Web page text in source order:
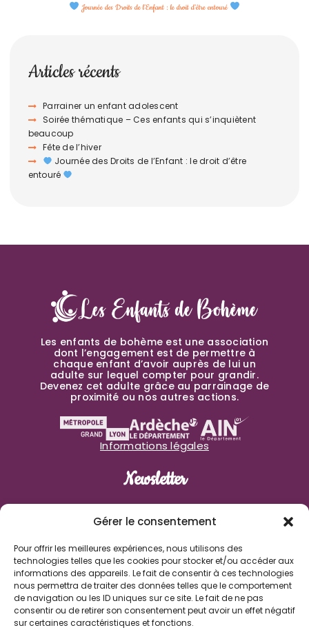
Gérer le consentement
Pour offrir les meilleures expériences, nous utilisons des
technologies telles que les cookies pour stocker et/ou accéder aux
informations des appareils. Le fait de consentir à ces technologies
nous permettra de traiter des données telles que le comportement
de navigation ou les ID uniques sur ce site. Le fait de ne pas
consentir ou de retirer son consentement peut avoir un effet négatif
sur certaines caractéristiques et fonctions.
Journée des Droits de l’Enfant : le droit d’être entouré
Articles récents
Parrainer un enfant adolescent
Soirée thématique – Ces enfants qui s’inquiètent
beaucoup
Fête de l’hiver
Journée des Droits de l’Enfant : le droit d’être
entouré
Les enfants de bohème est une association
dont l’engagement est de permettre à
chaque enfant d’avoir auprès de lui un
adulte sur lequel compter pour grandir.
Devenez cet adulte grâce au parrainage de
proximité ou nos autres actions.
Informations légales
Newsletter
Nom de famille